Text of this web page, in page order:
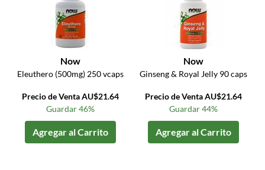
Now
Eleuthero (500mg) 250 vcaps
Precio de Venta AU$21.64
Guardar 46%
Agregar al Carrito
Now
Ginseng & Royal Jelly 90 caps
Precio de Venta AU$21.64
Guardar 44%
Agregar al Carrito